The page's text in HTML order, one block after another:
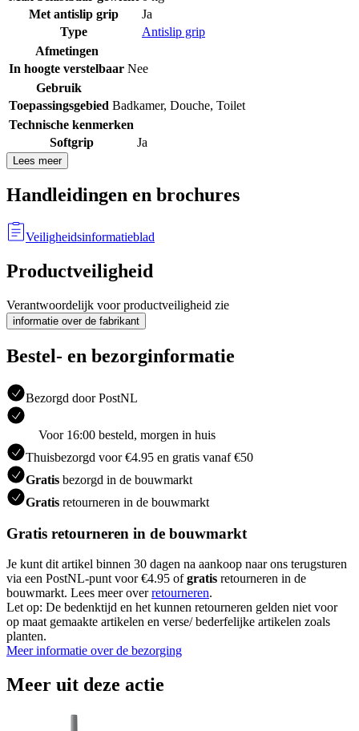
Met antislip grip
Ja
Type
Antislip grip
Afmetingen
In hoogte verstelbaar Nee
Gebruik
Toepassingsgebied Badkamer, Douche, Toilet
Technische kenmerken
Softgrip
Ja
Lees meer
Handleidingen en brochures
Veiligheidsinformatieblad
Productveiligheid
Verantwoordelijk voor productveiligheid zie
informatie over de fabrikant
Bestel- en bezorginformatie
Bezorgd door PostNL
Voor 16:00 besteld, morgen in huis
Thuisbezorgd voor €4.95 en gratis vanaf €50
Gratis bezorgd in de bouwmarkt
Gratis retourneren in de bouwmarkt
Gratis retourneren in de bouwmarkt
Je kunt dit artikel binnen 30 dagen na aankoop naar ons terugsturen
via een PostNL-punt voor €4.95 ofgratis retourneren in de
bouwmarkt. Lees meer overretourneren.
Let op: De bedenktijd en het kunnen retourneren gelden niet voor
op maat gemaakte artikelen en verse/ bederfelijke artikelen zoals
planten.
Meer informatie over de bezorging
Meer uit deze actie